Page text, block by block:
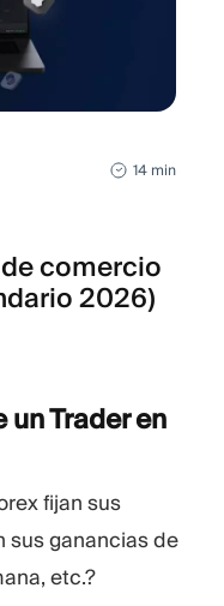
14 min
comercio
2026)
un Trader en
fijan sus
sus ganancias de
etc.?